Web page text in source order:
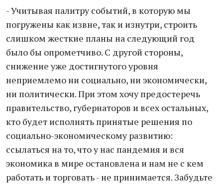
- Учитывая палитру событий, в которую мы
погружены как извне, так и изнутри, строить
слишком жесткие планы на следующий год
было бы опрометчиво. С другой стороны,
снижение уже достигнутого уровня
неприемлемо ни социально, ни экономически,
ни политически. При этом хочу предостеречь
правительство, губернаторов и всех остальных,
кто будет исполнять принятые решения по
социально-экономическому развитию:
ссылаться на то, что у нас пандемия и вся
экономика в мире остановлена и нам не с кем
работать и торговать - не принимается. Забудьте